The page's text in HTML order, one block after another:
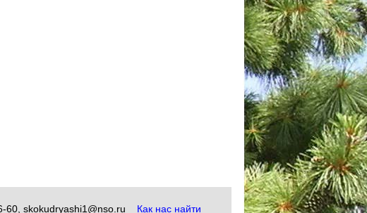
60, skokudryashi1@nso.ru Как нас найти